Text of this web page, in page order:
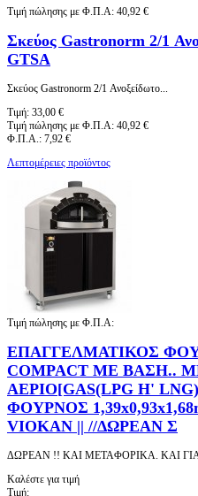
Τιμή πώλησης με Φ.Π.Α: 40,92 €
Σκεύος Gastronorm 2/1
GTSA
Σκεύος Gastronorm 2/1 Ανοξείδωτο...
Τιμή: 33,00 €
Τιμή πώλησης με Φ.Π.Α: 40,92 €
Φ.Π.Α.: 7,92 €
Λεπτομέρειες προϊόντος
Τιμή πώλησης με Φ.Π.Α:
ΕΠΑΓΓΕΛΜΑΤΙΚΟΣ
COMPACT ΜΕ ΒΑΣΗ..
ΑΕΡΙΟ[GAS(LPG H'
ΦΟΥΡΝΟΣ
VIOKAN || //ΔΩΡΕΑΝ Σ
ΔΩΡΕΑΝ !! ΚΑΙ ΜΕΤΑΦΟΡΙΚΑ. ΚΑΙ
Καλέστε για τιμή
Τιμή: